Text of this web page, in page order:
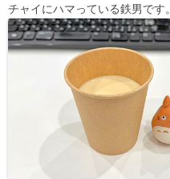
チャイにハマっている鉄男です。